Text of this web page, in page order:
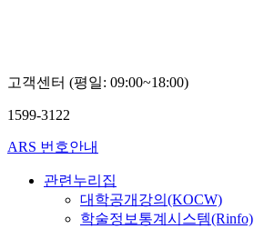
고객센터 (평일: 09:00~18:00)
1599-3122
ARS 번호안내
관련누리집
대학공개강의(KOCW)
학술정보통계시스템(Rinfo)